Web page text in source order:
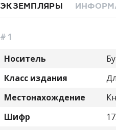
ЭКЗЕМПЛЯРЫ
# 1
Носитель
Класс издания
Местонахождение
Шифр